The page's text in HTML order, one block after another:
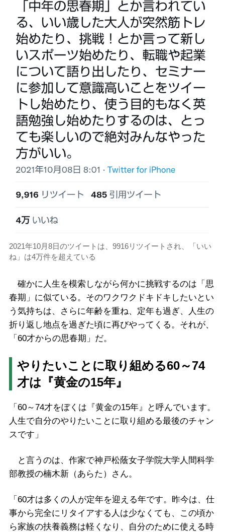
2021年10月8日のツイートは、9916リツイートされ、「いい
ね」は4万件を超えている
確かに人生を模索しながら何かに挑戦するのは「思
春期」に似ている。そのワクワクドキドキしたいとい
う気持ちは、さらに年齢を重ね、定年も過ぎ、人生の
折り返し地点を過ぎた頃に再びやってくる。それが、
「60才からの思春期」だ。
やりたいことに取り組める60～74
才は『黄金の15年』
「60～74才をぼくは『黄金の15年』と呼んでいます。
人生で自分のやりたいことに取り組める最後のチャン
スです」
と言うのは、作家で神戸松蔭女子学院大学人間科学
部教授の楠木新（あらた）さん。
「60才は多くの人が定年を迎える年です。昨今は、仕
事から完全にリタイアする人は少なくても、この頃か
ら家族の扶養義務は軽くなり、自分のために使える時